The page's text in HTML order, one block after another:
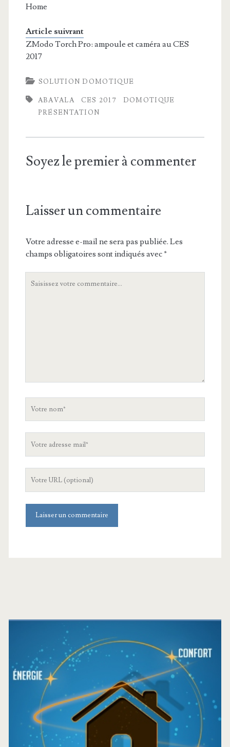
Home
Article suivrant
ZModo Torch Pro: ampoule et caméra au CES
2017
SOLUTION DOMOTIQUE
ABAVALA CES 2017
DOMOTIQUE
PRÉSENTATION
Soyez le premier à commenter
Laisser un commentaire
Votre adresse e-mail ne sera pas publiée. Les
champs obligatoires sont indiqués avec*
site
Barre
latérale
principale